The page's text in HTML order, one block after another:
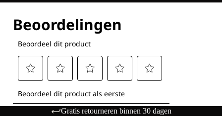
Gratis retourneren binnen 30 dagen